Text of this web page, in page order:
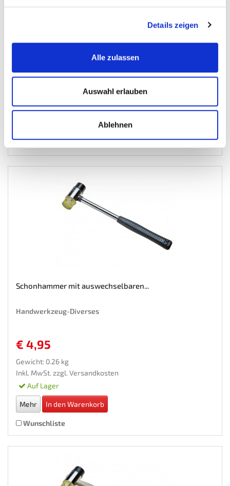
Details zeigen
Alle zulassen
Auswahl erlauben
Ablehnen
Leichter Klauenhammer 250 g mit Holzstiel
Versandkosten
Auf Lager
In den Warenkorb
Wunschliste
Schonhammer mit auswechselbaren...
Handwerkzeug-Diverses
€ 4,95
Gewicht: 0.26 kg
Inkl. MwSt. zzgl. Versandkosten
Auf Lager
Mehr In den Warenkorb
Wunschliste